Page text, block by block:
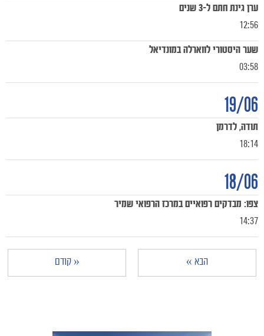
מכבי TV
12:56
ערן גינת חתם ל-3 שנים
03:58
שער היסטורי לווארלה במונדיאל
19/06
18:14
תודה, לדרמן
18/06
14:37
צפו: מבדקים רפואיים במרכז הרפואי שמיר
« קודם הבא »